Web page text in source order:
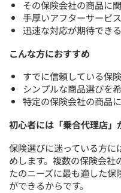
その保険会社の商品に
手厚いアフターサービス
迅速な対応が期待できる
こんな方におすすめ
すでに信頼している保
シンプルな商品選びを
特定の保険会社の商品
初心者には「乗合代理店」
保険選びに迷っている方に
めします。複数の保険会社
たのニーズに最も適した
ができるからです。